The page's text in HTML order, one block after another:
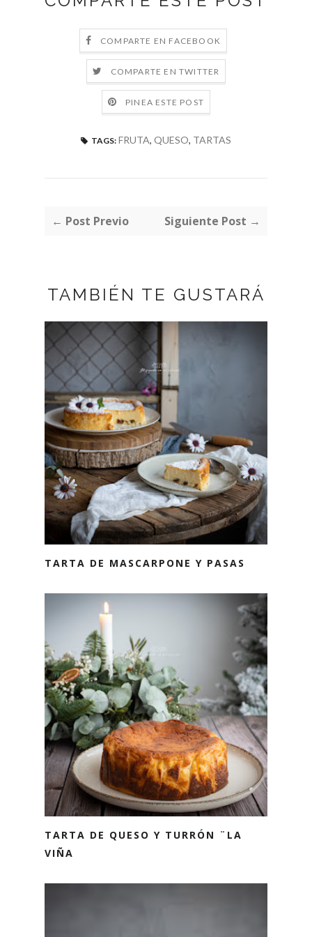
COMPARTE EN FACEBOOK
COMPARTE EN TWITTER
PINEA ESTE POST
TAGS: FRUTA, QUESO, TARTAS
← Post Previo Siguiente Post →
TAMBIÉN TE GUSTARÁ
TARTA DE MASCARPONE Y PASAS
TARTA DE QUESO Y TURRÓN ¨LA
VIÑA